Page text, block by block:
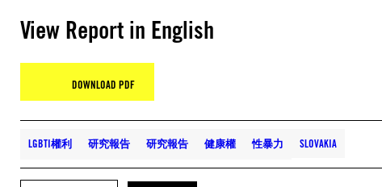
View Report in English
DOWNLOAD PDF
LGBTI權利 研究報告 研究報告 健康權 性暴力 SLOVAKIA